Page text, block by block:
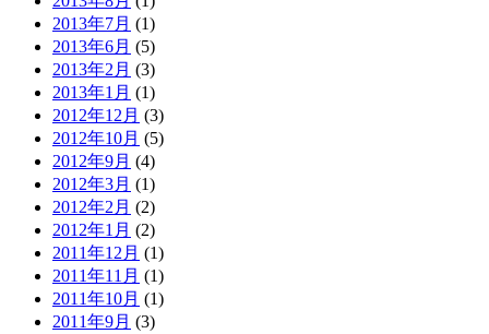
2013年7月 (1)
2013年6月 (5)
2013年2月 (3)
2013年1月 (1)
2012年12月 (3)
2012年10月 (5)
2012年9月 (4)
2012年3月 (1)
2012年2月 (2)
2012年1月 (2)
2011年12月 (1)
2011年11月 (1)
2011年10月 (1)
2011年9月 (3)